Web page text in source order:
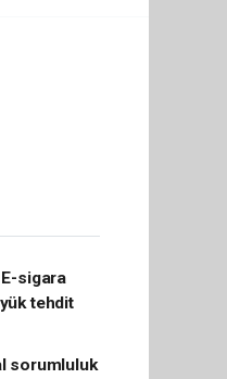
E-sigara
tehdit
sorumluluk